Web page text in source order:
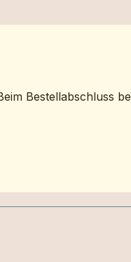
Bestellabschluss